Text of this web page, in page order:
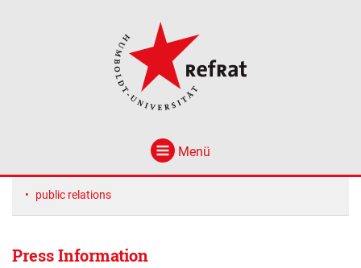
Menü
public relations
Press Information